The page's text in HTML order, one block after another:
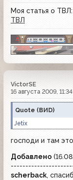
Моя статья о ТВЛ:
ТВЛ
VictorSE
16 августа 2009, 11:34
Quote (ВИD)
Jetix
господи и там
Добавлено
scherback,